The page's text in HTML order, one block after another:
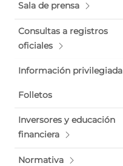
Sala de prensa
Consultas a registros
oficiales
Información privilegiada
Folletos
Inversores y educación
financiera
Normativa